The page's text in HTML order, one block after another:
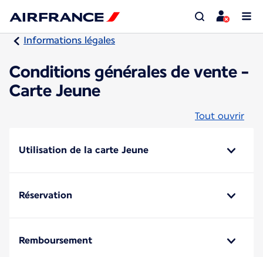
Informations légales
Conditions générales de vente -
Carte Jeune
Tout ouvrir
Utilisation de la carte Jeune
Réservation
Remboursement